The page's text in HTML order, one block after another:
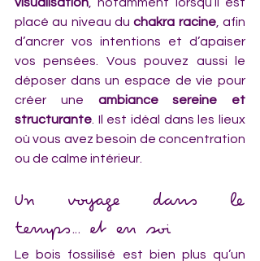
placé au niveau du chakra racine, afin
d’ancrer vos intentions et d’apaiser
vos pensées. Vous pouvez aussi le
déposer dans un espace de vie pour
créer une ambiance sereine et
structurante . Il est idéal dans les lieux
où vous avez besoin de concentration
ou de calme intérieur.
Un voyage dans le
temps… et en soi
Le bois fossilisé est bien plus qu’un